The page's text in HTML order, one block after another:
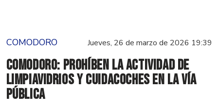
COMODORO Jueves, 26 de marzo de 2026 19:39
Comodoro: Prohíben la actividad de
limpiavidrios y cuidacoches en la vía
pública